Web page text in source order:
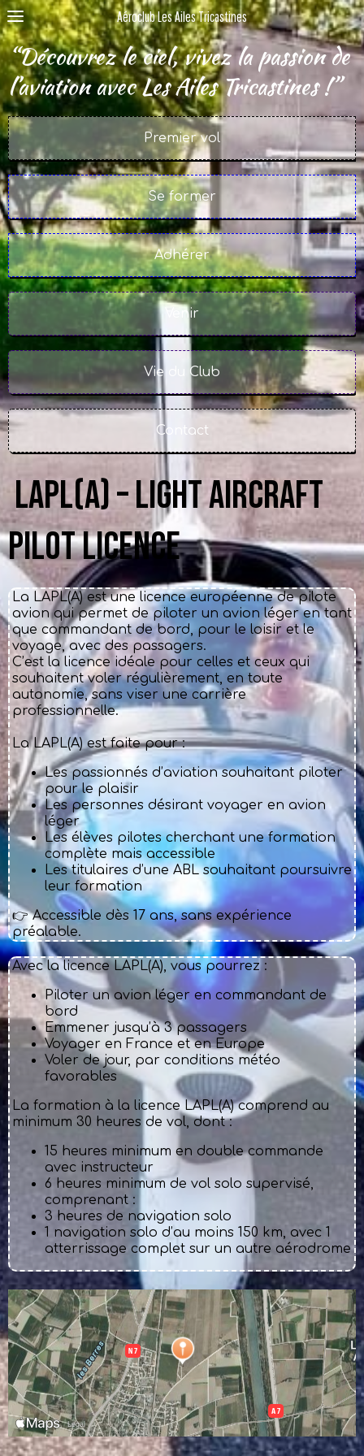
Aéroclub Les Ailes Tricastines
“Découvrez le ciel, vivez la passion de
l’aviation avec Les Ailes Tricastines !”
Premier vol
Se former
Adhérer
Venir
Vie du Club
Contact
LAPL(A) – Light Aircraft
Pilot Licence
La LAPL(A) est une licence européenne de pilote
avion qui permet de piloter un avion léger en tant
que commandant de bord, pour le loisir et le
voyage, avec des passagers.
C’est la licence idéale pour celles et ceux qui
souhaitent voler régulièrement, en toute
autonomie, sans viser une carrière
professionnelle.
La LAPL(A) est faite pour :
Les passionnés d’aviation souhaitant piloter
pour le plaisir
Les personnes désirant voyager en avion
léger
Les élèves pilotes cherchant une formation
complète mais accessible
Les titulaires d’une ABL souhaitant poursuivre
leur formation
👉 Accessible dès 17 ans, sans expérience
préalable.
Avec la licence LAPL(A), vous pourrez :
Piloter un avion léger en commandant de
bord
Emmener jusqu’à 3 passagers
Voyager en France et en Europe
Voler de jour, par conditions météo
favorables
La formation à la licence LAPL(A) comprend au
minimum 30 heures de vol, dont :
15 heures minimum en double commande
avec instructeur
6 heures minimum de vol solo supervisé,
comprenant :
3 heures de navigation solo
1 navigation solo d’au moins 150 km, avec 1
atterrissage complet sur un autre aérodrome